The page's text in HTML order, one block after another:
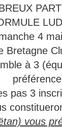
4
Bretagne
à 3
pas 3
vous